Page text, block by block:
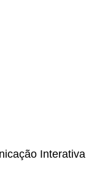
Interativa